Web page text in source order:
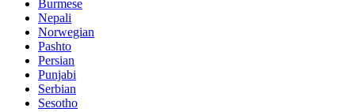
Burmese
Nepali
Norwegian
Pashto
Persian
Punjabi
Serbian
Sesotho